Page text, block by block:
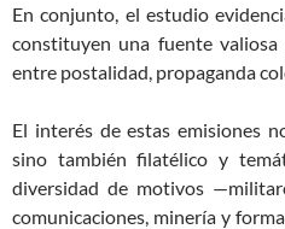
En conjunto, el estudio
constituyen una fuente
entre postalidad, propaganda
El interés de estas emisiones
sino también filatélico y
diversidad de motivos
comunicaciones, minería y